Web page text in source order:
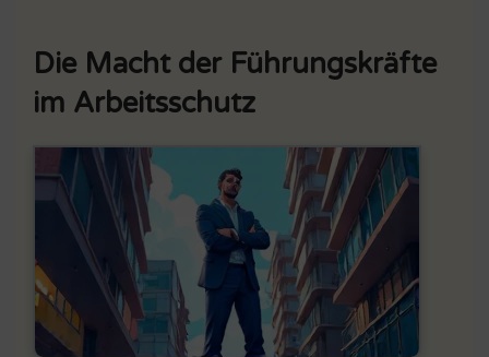
Die Macht der Führungskräfte
im Arbeitsschutz